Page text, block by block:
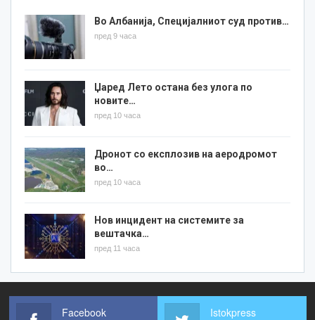
Во Албанија, Специјалниот суд против…
пред 9 часа
Џаред Лето остана без улога по
новите…
пред 10 часа
Дронот со експлозив на аеродромот
во…
пред 10 часа
Нов инцидент на системите за
вештачка…
пред 11 часа
Facebook Istokpress